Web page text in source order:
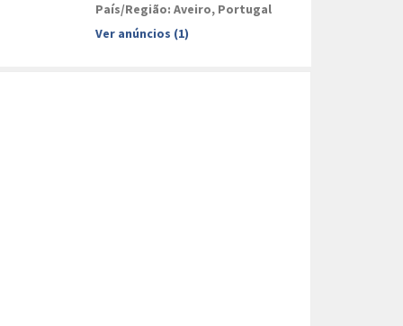
País/Região: Aveiro, Portugal
Ver anúncios (1)